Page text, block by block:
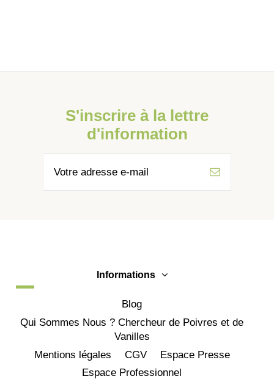
S'inscrire à la lettre
d'information
Informations
Blog
Qui Sommes Nous ? Chercheur de Poivres et de
Vanilles
Mentions légales
CGV
Espace Presse
Espace Professionnel